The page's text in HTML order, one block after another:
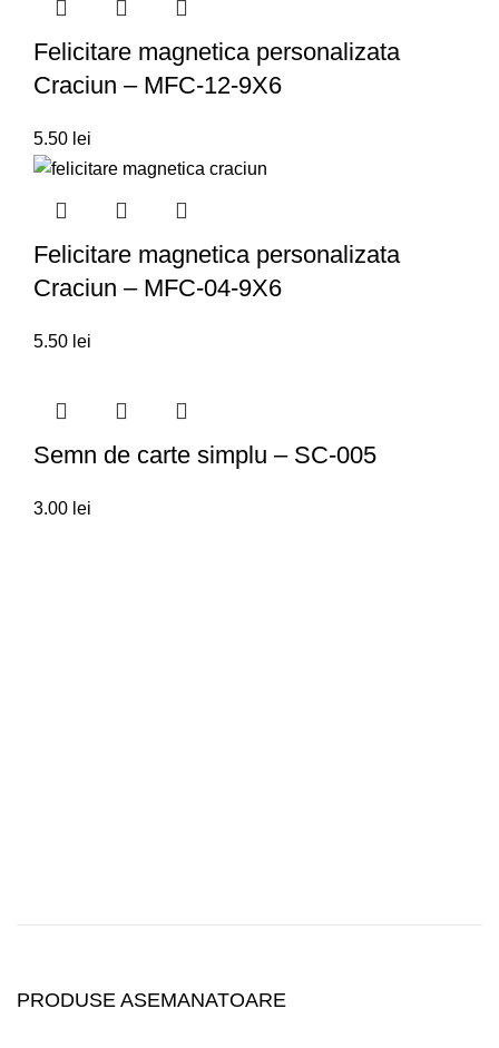
Felicitare magnetica personalizata
Craciun – MFC-12-9X6
5.50 lei
Felicitare magnetica personalizata
Craciun – MFC-04-9X6
5.50 lei
Semn de carte simplu – SC-005
3.00 lei
PRODUSE ASEMANATOARE